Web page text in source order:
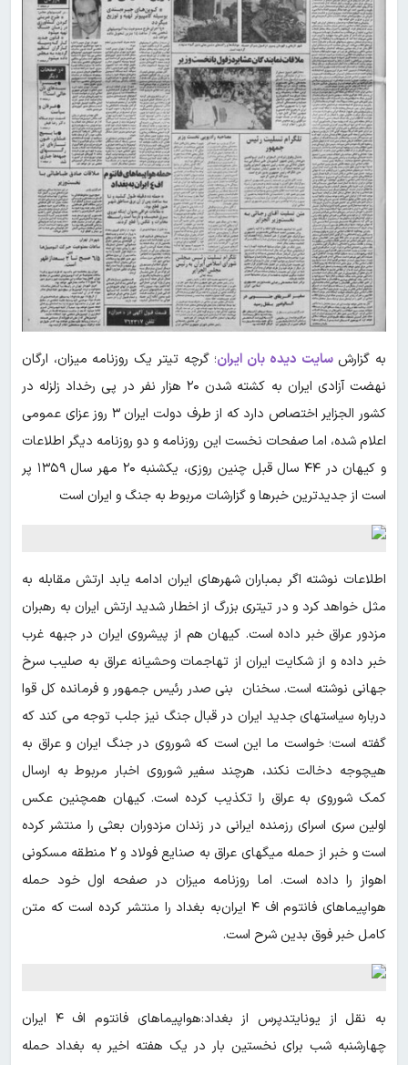
به گزارشسایت دیده بان ایران؛ گرچه تیتر یک روزنامه میزان، ارگان
نهضت آزادی ایران به کشته شدن ۲۰ هزار نفر در پی رخداد زلزله در
کشور الجزایر اختصاص دارد که از طرف دولت ایران ۳ روز عزای عمومی
اعلام شده، اما صفحات نخست این روزنامه و دو روزنامه دیگر اطلاعات
و کیهان در ۴۴ سال قبل چنین روزی، یکشنبه ۲۰ مهر سال ۱۳۵۹ پر
است از جدیدترین خبرها و گزارشات مربوط به جنگ و ایران است
اطلاعات نوشته اگر بمباران شهرهای ایران ادامه یابد ارتش مقابله به
مثل خواهد کرد و در تیتری بزرگ از اخطار شدید ارتش ایران به رهبران
مزدور عراق خبر داده است. کیهان هم از پیشروی ایران در جبهه غرب
خبر داده و از شکایت ایران از تهاجمات وحشیانه عراق به صلیب سرخ
جهانی نوشته است. سخنان بنی صدر رئیس جمهور و فرمانده کل قوا
درباره سیاستهای جدید ایران در قبال جنگ نیز جلب توجه می کند که
گفته است؛ خواست ما این است که شوروی در جنگ ایران و عراق به
هیچوجه دخالت نکند، هرچند سفیر شوروی اخبار مربوط به ارسال
کمک شوروی به عراق را تکذیب کرده است. کیهان همچنین عکس
اولین سری اسرای رزمنده ایرانی در زندان مزدوران بعثی را منتشر کرده
است و خبر از حمله میگهای عراق به صنایع فولاد و ۲ منطقه مسکونی
اهواز را داده است. اما روزنامه میزان در صفحه اول خود حمله
هواپیماهای فانتوم اف ۴ ایران‌به بغداد را منتشر کرده است که متن
کامل خبر فوق بدین شرح است.
به نقل از یونایتدپرس از بغداد:هواپیماهای فانتوم اف ۴ ایران
چهارشنبه شب برای نخستین بار در یک هفته اخیر به بغداد حمله